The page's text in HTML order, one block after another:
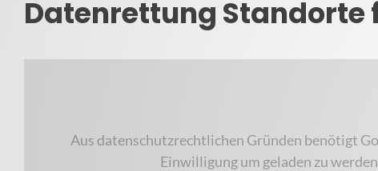
Datenrettung Standorte
Aus datenschutzrechtlichen Gründen benötigt
Einwilligung um geladen zu